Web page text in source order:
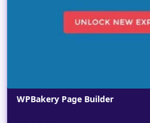
WPBakery Page Builder